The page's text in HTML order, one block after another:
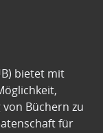
bietet mit
Büchern zu
für